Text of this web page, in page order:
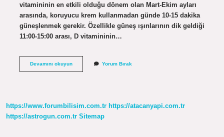
vitamininin en etkili olduğu dönem olan Mart-Ekim ayları
arasında, koruyucu krem ​​kullanmadan günde 10-15 dakika
güneşlenmek gerekir. Özellikle güneş ışınlarının dik geldiği
11:00-15:00 arası, D vitamininin…
Devamını okuyunIkindi
Yorum Bırak
https://www.forumbilisim.com.tr https://atacanyapi.com.tr
https://astrogun.com.tr Sitemap